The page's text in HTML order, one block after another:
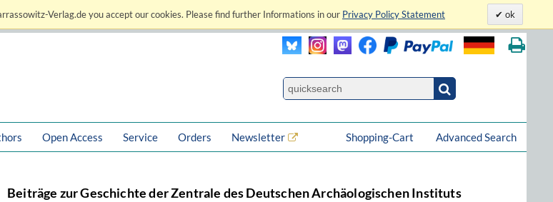
Verlag.de you accept our cookies. Please find further Informations in our Privacy Policy Statement ok
Open Access Service Orders Newsletter Advanced Search
Shopping-Cart
Beiträge zur Geschichte der Zentrale des Deutschen Archäologischen Instituts